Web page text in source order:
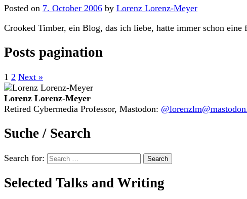
Posted on 7. October 2006 by Lorenz Lorenz-Meyer
Crooked Timber, ein Blog, das ich liebe, hatte immer schon
Posts pagination
1 2 Next »
Lorenz Lorenz-Meyer
Retired Cybermedia Professor, Mastodon:
Suche / Search
Search for:
Selected Talks and Writing